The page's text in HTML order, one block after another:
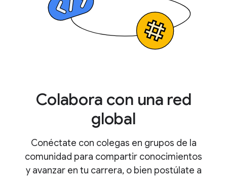
Colabora con una red
global
Conéctate con colegas en grupos de la
comunidad para compartir conocimientos
y avanzar en tu carrera, o bien postúlate a